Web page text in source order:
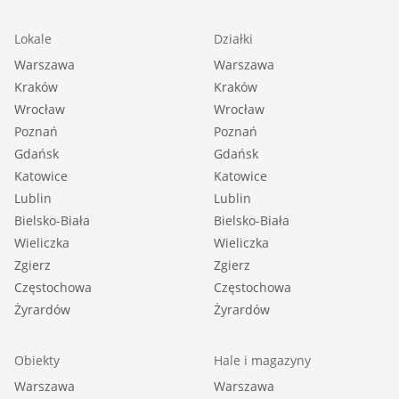
Lokale
Warszawa
Kraków
Wrocław
Poznań
Gdańsk
Katowice
Lublin
Bielsko-Biała
Wieliczka
Zgierz
Częstochowa
Żyrardów
Działki
Warszawa
Kraków
Wrocław
Poznań
Gdańsk
Katowice
Lublin
Bielsko-Biała
Wieliczka
Zgierz
Częstochowa
Żyrardów
Obiekty
Warszawa
Hale i magazyny
Warszawa